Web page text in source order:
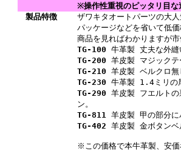
※操作性重視のピッタリ目な
製品特徴
ザワキタオートパーツの大人
パッケージなどを省いて低価
商品を見ればわかりますが
TG-100 牛革製 丈夫な外縫
TG-200 羊皮製 マジックテ
TG-210 羊皮製 ベルクロ無
TG-230 牛革製 1.4ミリの
TG-290 羊皮製 フエルトの
ン。
TG-811
羊皮製 甲の部分に
TG-402 羊皮製 金ボタンベ
※この価格で本牛革製、安